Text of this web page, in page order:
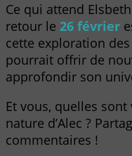
Ce qui attend
retour le 26 février
cette exploration
pourrait offrir de
approfondir son
Et vous, quelles
nature d’Alec ?
commentaires !